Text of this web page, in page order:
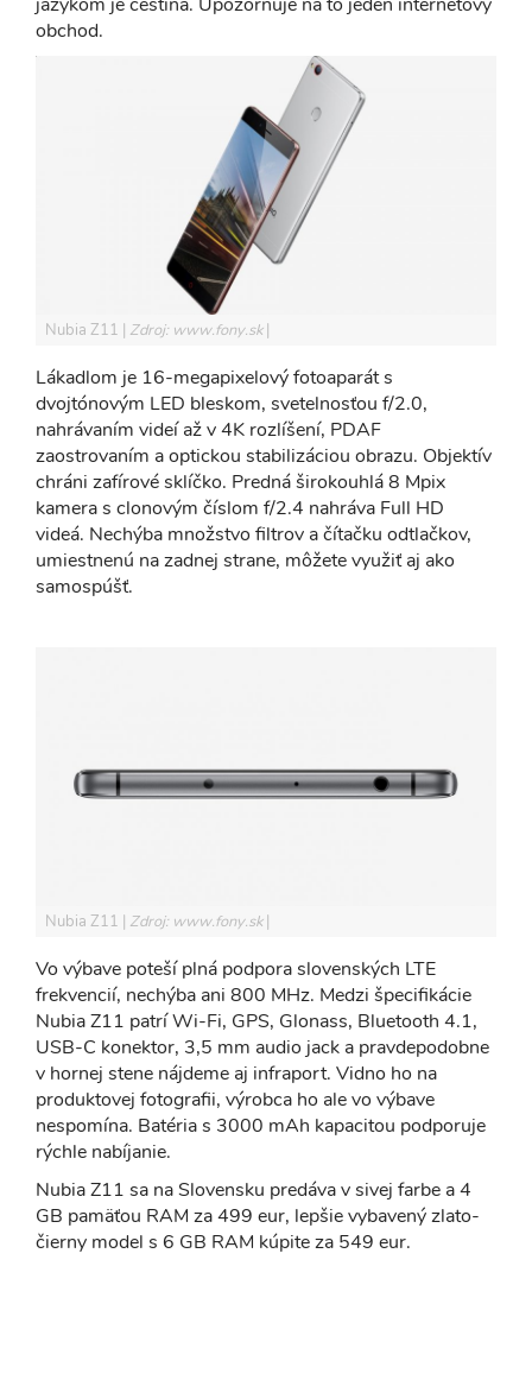
obchod.
Nubia Z11 Zdroj: www.fony.sk
Lákadlom je 16-megapixelový fotoaparát s
dvojtónovým LED bleskom, svetelnosťou f/2.0,
nahrávaním videí až v 4K rozlíšení, PDAF
zaostrovaním a optickou stabilizáciou obrazu. Objektív
chráni zafírové sklíčko. Predná širokouhlá 8 Mpix
kamera s clonovým číslom f/2.4 nahráva Full HD
videá. Nechýba množstvo filtrov a čítačku odtlačkov,
umiestnenú na zadnej strane, môžete využiť aj ako
samospúšť.
Nubia Z11 Zdroj: www.fony.sk
Vo výbave poteší plná podpora slovenských LTE
frekvencií, nechýba ani 800 MHz. Medzi špecifikácie
Nubia Z11 patrí Wi-Fi, GPS, Glonass, Bluetooth 4.1,
USB-C konektor, 3,5 mm audio jack a pravdepodobne
v hornej stene nájdeme aj infraport. Vidno ho na
produktovej fotografii, výrobca ho ale vo výbave
nespomína. Batéria s 3000 mAh kapacitou podporuje
rýchle nabíjanie.
Nubia Z11 sa na Slovensku predáva v sivej farbe a 4
GB pamäťou RAM za 499 eur, lepšie vybavený zlato-
čierny model s 6 GB RAM kúpite za 549 eur.